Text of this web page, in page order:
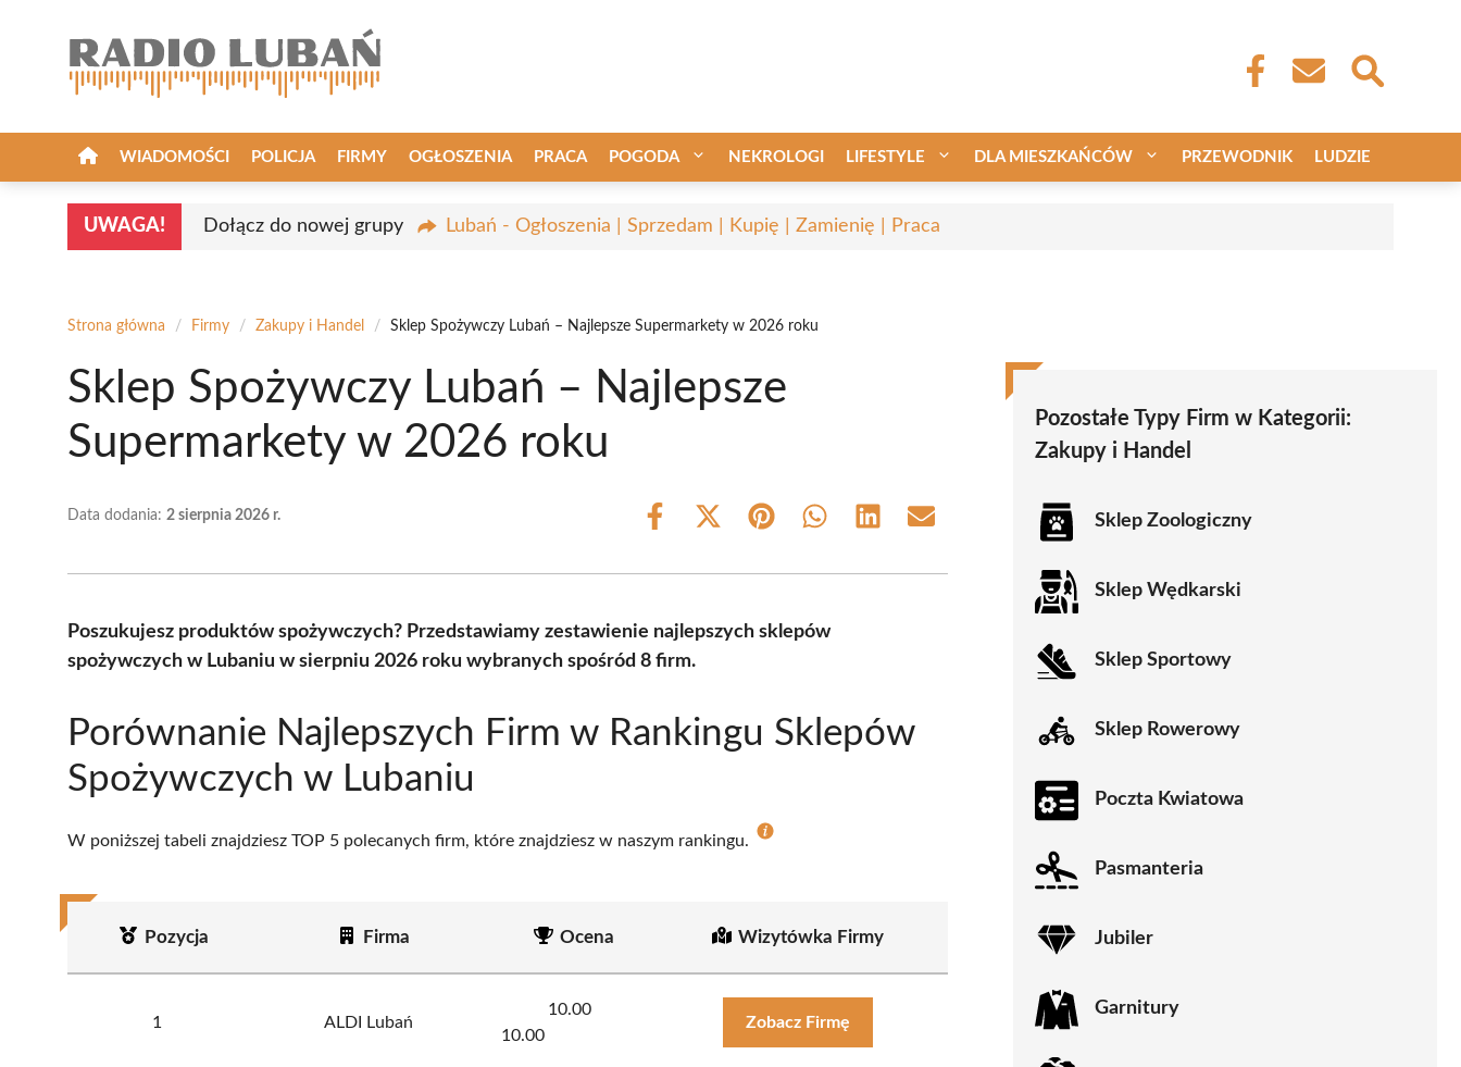
WIADOMOŚCI POLICJA FIRMY OGŁOSZENIA PRACA POGODA NEKROLOGI LIFESTYLE DLA MIESZKAŃCÓW PRZEWODNIK LUDZIE
UWAGA! Dołącz do nowej grupy Lubań - Ogłoszenia | Sprzedam | Kupię | Zamienię | Praca
Strona główna / Firmy / Zakupy i Handel / Sklep Spożywczy Lubań – Najlepsze Supermarkety w 2026 roku
Sklep Spożywczy Lubań – Najlepsze
Supermarkety w 2026 roku
Data dodania: 2 sierpnia 2026 r.
Share
Share
(Twitter)
Share Share Share Share
Poszukujesz produktów spożywczych? Przedstawiamy zestawienie najlepszych sklepów
spożywczych w Lubaniu w sierpniu 2026 roku wybranych spośród 8 firm.
Porównanie Najlepszych Firm w Rankingu Sklepów
Spożywczych w Lubaniu
W poniższej tabeli znajdziesz TOP 5 polecanych firm, które znajdziesz w naszym rankingu.
Pozycja Firma Ocena Wizytówka Firmy
1 ALDI Lubań
10.00
10.00
Zobacz Firmę
Pozostałe Typy Firm w Kategorii:
Zakupy i Handel
Sklep Zoologiczny
Sklep Wędkarski
Sklep Sportowy
Sklep Rowerowy
Poczta Kwiatowa
Pasmanteria
Jubiler
Garnitury